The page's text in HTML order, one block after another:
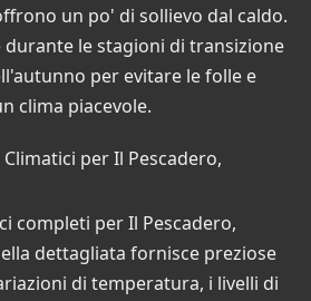
un po' di sollievo dal caldo.
durante le stagioni di transizione
per evitare le folle e
clima piacevole.
per Il Pescadero,
completi per Il Pescadero,
dettagliata fornisce preziose
di temperatura, i livelli di